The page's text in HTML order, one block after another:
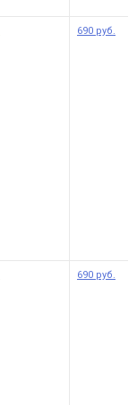
690 руб.
690 руб.